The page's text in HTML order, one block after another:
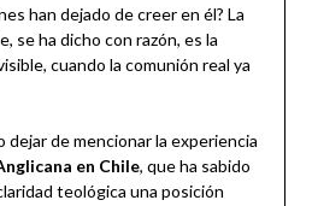
han dejado de creer en él? La
se ha dicho con razón, es la
cuando la comunión real ya
de mencionar la experiencia
en Chile, que ha sabido
teológica una posición